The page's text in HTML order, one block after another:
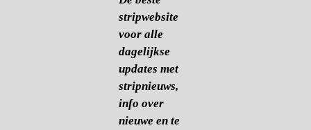
stripwebsite
voor alle
dagelijkse
updates met
stripnieuws,
info over
nieuwe en te